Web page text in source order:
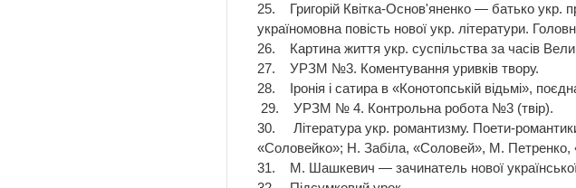
25. Григорій Квітка-Основ'яненко — батько укр.
україномовна повість нової укр. літератури.
26. Картина життя укр. суспільства за часів
27. УРЗМ №3. Коментування уривків твору.
28. Іронія і сатира в «Конотопській відьмі»,
29. УРЗМ № 4. Контрольна робота №3 (твір).
30. Література укр. романтизму. Поети-
«Соловейко»; Н. Забіла, «Соловей», М. Петренко,
31. М. Шашкевич — зачинатель нової української